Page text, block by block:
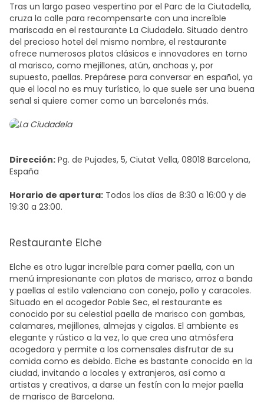
Tras un largo paseo vespertino por el Parc de la Ciutadella,
cruza la calle para recompensarte con una increíble
mariscada en el restaurante La Ciudadela. Situado dentro
del precioso hotel del mismo nombre, el restaurante
ofrece numerosos platos clásicos e innovadores en torno
al marisco, como mejillones, atún, anchoas y, por
supuesto, paellas. Prepárese para conversar en español, ya
que el local no es muy turístico, lo que suele ser una buena
señal si quiere comer como un barcelonés más.
Dirección: Pg. de Pujades, 5, Ciutat Vella, 08018 Barcelona,
España
Horario de apertura: Todos los días de 8:30 a 16:00 y de
19:30 a 23:00.
Restaurante Elche
Elche es otro lugar increíble para comer paella, con un
menú impresionante con platos de marisco, arroz a banda
y paellas al estilo valenciano con conejo, pollo y caracoles.
Situado en el acogedor Poble Sec, el restaurante es
conocido por su celestial paella de marisco con gambas,
calamares, mejillones, almejas y cigalas. El ambiente es
elegante y rústico a la vez, lo que crea una atmósfera
acogedora y permite a los comensales disfrutar de su
comida como es debido. Elche es bastante conocido en la
ciudad, invitando a locales y extranjeros, así como a
artistas y creativos, a darse un festín con la mejor paella
de marisco de Barcelona.